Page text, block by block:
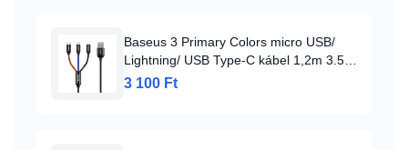
Baseus 3 Primary Colors micro USB/
Lightning/ USB Type-C kábel 1,2m 3.5A
fekete
3 100 Ft